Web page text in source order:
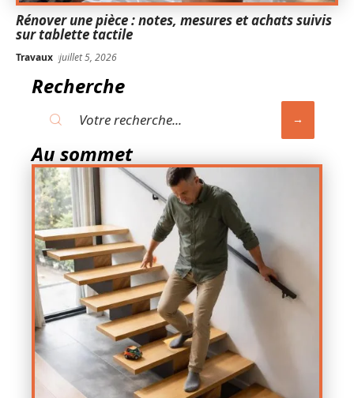
Rénover une pièce : notes, mesures et achats suivis
sur tablette tactile
Travaux juillet 5, 2026
Recherche
Au sommet